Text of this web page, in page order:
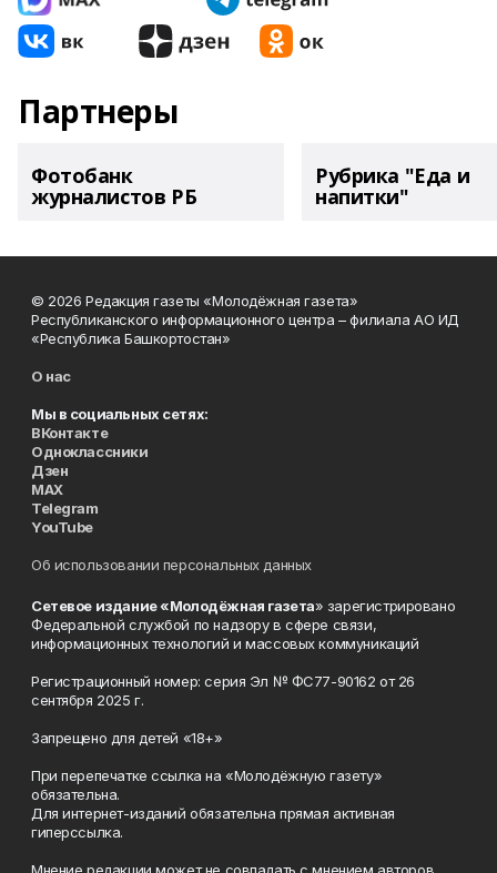
Партнеры
Фотобанк
журналистов РБ
Рубрика "Еда и
напитки"
© 2026 Редакция газеты «Молодёжная газета»
Республиканского информационного центра – филиала АО ИД
«Республика Башкортостан»
О нас
Мы в социальных сетях:
ВКонтакте
Одноклассники
Дзен
MAX
Telegram
YouTube
Об использовании персональных данных
Сетевое издание «Молодёжная газета» зарегистрировано
Федеральной службой по надзору в сфере связи,
информационных технологий и массовых коммуникаций
Регистрационный номер: серия Эл № ФС77-90162 от 26
сентября 2025 г.
Запрещено для детей «18+»
При перепечатке ссылка на «Молодёжную газету»
обязательна.
Для интернет-изданий обязательна прямая активная
гиперссылка.